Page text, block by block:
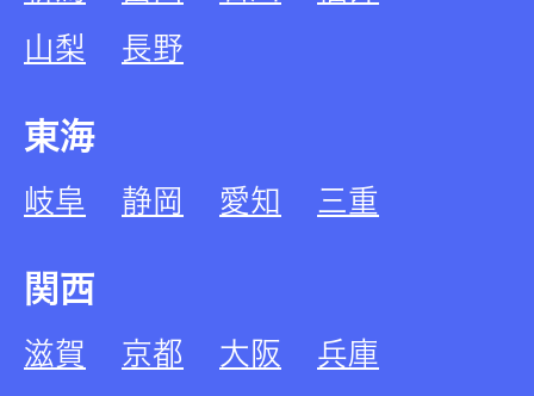
山梨
長野
東海
岐阜 静岡 愛知 三重
関西
滋賀 京都 大阪
兵庫